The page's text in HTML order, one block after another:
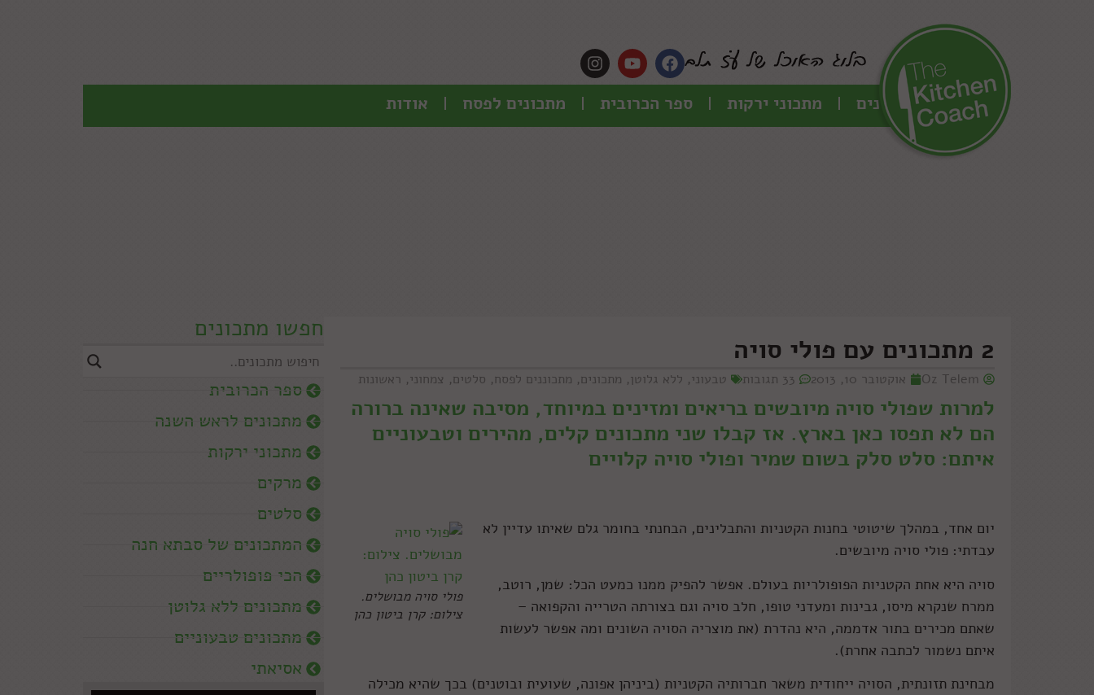
כל המתכונים מתכוני ירקות ספר הכרובית מתכונים לפסח אודות
חפשו מתכונים
ספר הכרובית
מתכונים לראש השנה
מתכוני ירקות
מרקים
סלטים
המתכונים של סבתא חנה
הכי פופולריים
מתכונים ללא גלוטן
מתכונים טבעוניים
אסיאתי
2 מתכונים עם פולי סויה
Oz Telem אוקטובר 10, 2013 33 תגובות טבעוני, ללא גלוטן, מתכונים, מתכוננים לפסח, סלטים, צמחוני, ראשונות
למרות שפולי סויה מיובשים בריאים ומזינים במיוחד, מסיבה שאינה ברורה
הם לא תפסו כאן בארץ. אז קבלו שני מתכונים קלים, מהירים וטבעוניים
איתם: סלט סלק בשום שמיר ופולי סויה קלויים
פולי סויה מבושלים.
צילום: קרן ביטון כהן
יום אחד, במהלך שיטוטי בחנות הקטניות והתבלינים, הבחנתי בחומר גלם שאיתו עדיין לא
עבדתי: פולי סויה מיובשים.
סויה היא אחת הקטניות הפופולריות בעולם. אפשר להפיק ממנו כמעט הכל: שמן, רוטב,
ממרח שנקרא מיסו, גבינות ומעדני טופו, חלב סויה וגם בצורתה הטרייה והקפואה –
שאתם מכירים בתור אדממה, היא נהדרת (את מוצריה הסויה השונים ומה אפשר לעשות
איתם נשמור לכתבה אחרת).
מבחינת תזונתית, הסויה ייחודית משאר חברותיה הקטניות (ביניהן אפונה, שעועית ובוטנים) בכך שהיא מכילה